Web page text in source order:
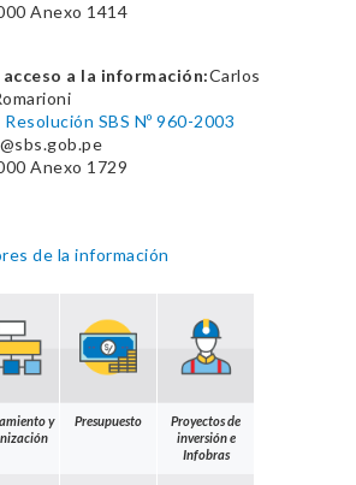
Anexo 1414
a la información:Carlos
Resolución SBS Nº 960-2003
Anexo 1729
de la información
y
Presupuesto
Proyectos de
inversión e
Infobras